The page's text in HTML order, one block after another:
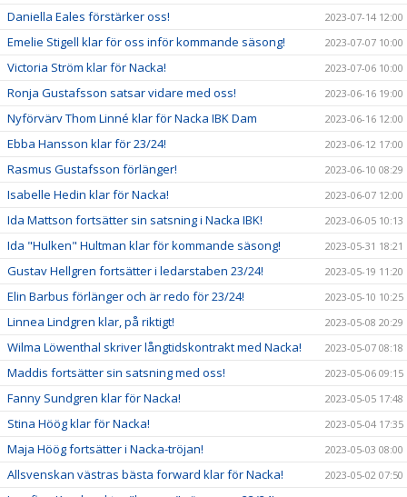
Daniella Eales förstärker oss! 2023-07-14 12:00
Emelie Stigell klar för oss inför kommande säsong! 2023-07-07 10:00
Victoria Ström klar för Nacka! 2023-07-06 10:00
Ronja Gustafsson satsar vidare med oss! 2023-06-16 19:00
Nyförvärv Thom Linné klar för Nacka IBK Dam 2023-06-16 12:00
Ebba Hansson klar för 23/24! 2023-06-12 17:00
Rasmus Gustafsson förlänger! 2023-06-10 08:29
Isabelle Hedin klar för Nacka! 2023-06-07 12:00
Ida Mattson fortsätter sin satsning i Nacka IBK! 2023-06-05 10:13
Ida "Hulken" Hultman klar för kommande säsong! 2023-05-31 18:21
Gustav Hellgren fortsätter i ledarstaben 23/24! 2023-05-19 11:20
Elin Barbus förlänger och är redo för 23/24! 2023-05-10 10:25
Linnea Lindgren klar, på riktigt! 2023-05-08 20:29
Wilma Löwenthal skriver långtidskontrakt med Nacka! 2023-05-07 08:18
Maddis fortsätter sin satsning med oss! 2023-05-06 09:15
Fanny Sundgren klar för Nacka! 2023-05-05 17:48
Stina Höög klar för Nacka! 2023-05-04 17:35
Maja Höög fortsätter i Nacka-tröjan! 2023-05-03 08:00
Allsvenskan västras bästa forward klar för Nacka! 2023-05-02 07:50